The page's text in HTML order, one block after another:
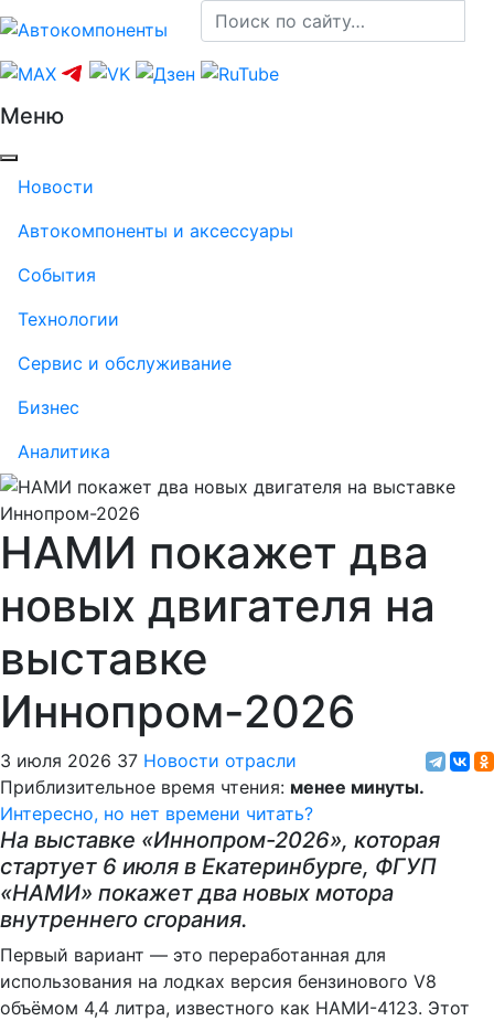
Меню
Новости
Автокомпоненты и аксессуары
События
Технологии
Сервис и обслуживание
Бизнес
Аналитика
НАМИ покажет два
новых двигателя на
выставке
Иннопром-2026
3 июля 2026 37 Новости отрасли
Приблизительное время чтения: менее минуты.
Интересно, но нет времени читать?
На выставке «Иннопром-2026», которая
стартует 6 июля в Екатеринбурге, ФГУП
«НАМИ» покажет два новых мотора
внутреннего сгорания.
Первый вариант — это переработанная для
использования на лодках версия бензинового V8
объёмом 4,4 литра, известного как НАМИ-4123. Этот